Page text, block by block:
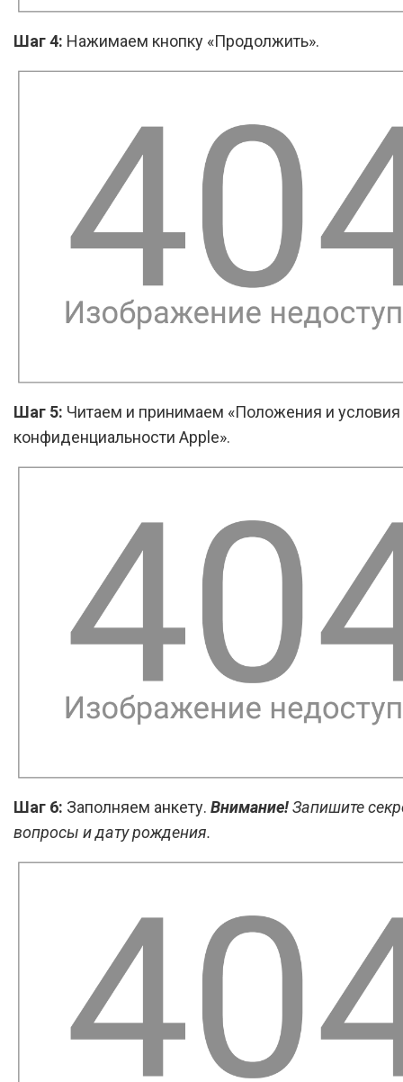
Шаг 4: Нажимаем кнопку «Продолжить».
Шаг 5: Читаем и принимаем «Положения и условия
конфиденциальности Apple».
Шаг 6: Заполняем анкету. Внимание!Запишите
вопросы и дату рождения.